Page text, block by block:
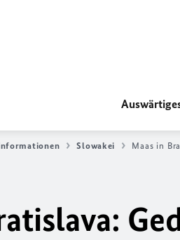
Slowakei Maas in